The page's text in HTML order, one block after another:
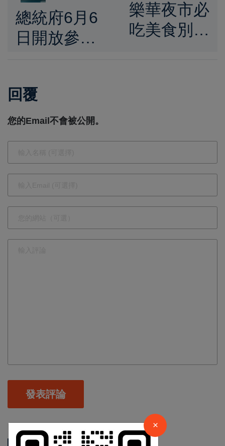
總統府6月6
日開放參
參與總統直
選30週年系
列活動見證
臺灣民主發
展
樂華夜市必
吃美食別錯
回覆
您的Email不會被公開。
發表評論
請加入LINE好友連結
×